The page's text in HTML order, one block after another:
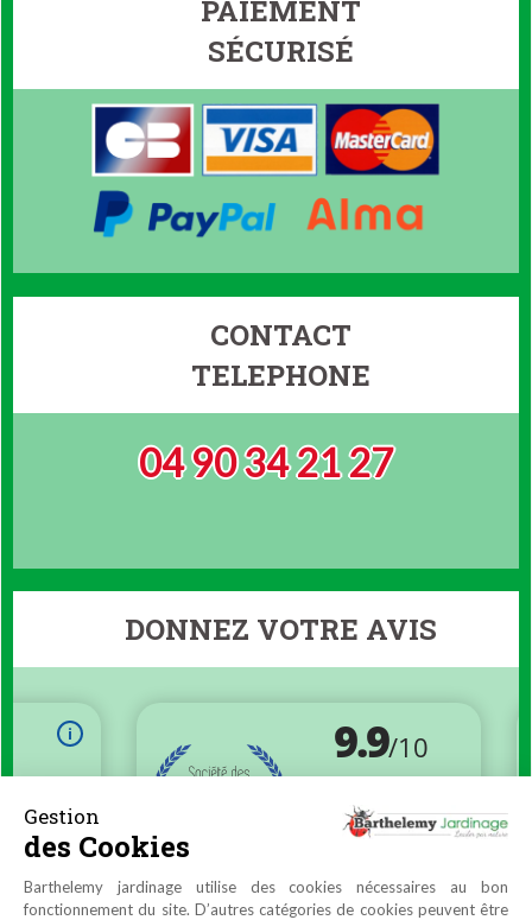
PAIEMENT
SÉCURISÉ
CONTACT
TELEPHONE
04 90 34 21 27
DONNEZ VOTRE AVIS
Gestion
des Cookies
Barthelemy jardinage utilise des cookies nécessaires au bon
fonctionnement du site. D’autres catégories de cookies peuvent être